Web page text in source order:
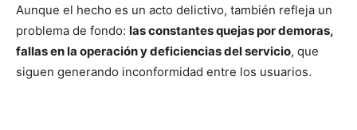
Aunque el hecho es un acto delictivo, también refleja un
problema de fondo: las constantes quejas por demoras,
fallas en la operación y deficiencias del servicio, que
siguen generando inconformidad entre los usuarios.